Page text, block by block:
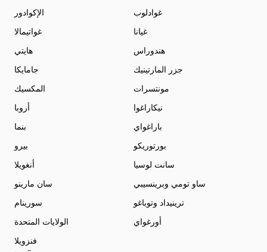
الإكوادور
غوادلوب
غواتيمالا
غيانا
هايتي
هندوراس
جامايكا
جزر المارتينيك
المكسيك
مونتسرات
أروبا
نيكاراغوا
بنما
باراغواي
بيرو
بورتوريكو
أنغويلا
سانت لوسيا
سان مارينو
ساو تومي وبرينسيبي
سورينام
ترينيداد وتوباغو
الولايات المتحدة
أورغواي
فنزويلا